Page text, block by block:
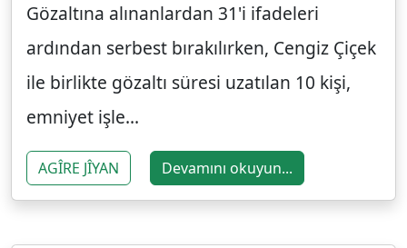
Gözaltına alınanlardan 31'i ifadeleri
ardından serbest bırakılırken, Cengiz Çiçek
ile birlikte gözaltı süresi uzatılan 10 kişi,
emniyet işle...
AGÎRE JÎYAN Devamını okuyun...